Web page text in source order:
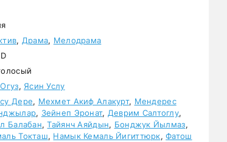
, Драма, Мелодрама
, Ясин Услу
Дере, Мехмет Акиф Алакурт, Мендерес
, Зейнеп Эронат, Деврим Салтоглу,
Балабан,Тайянч Аяйдын, Бонджук Йылмаз,
Токташ, Намык Кемаль Йигиттюрк,Фатош